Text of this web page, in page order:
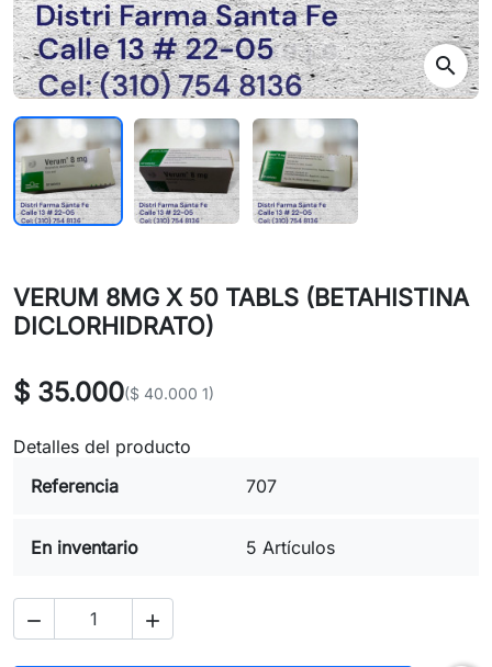
search
VERUM 8MG X 50 TABLS (BETAHISTINA
DICLORHIDRATO)
$ 35.000($ 40.000 1)
Detalles del producto
Referencia
707
En inventario 5 Artículos
 